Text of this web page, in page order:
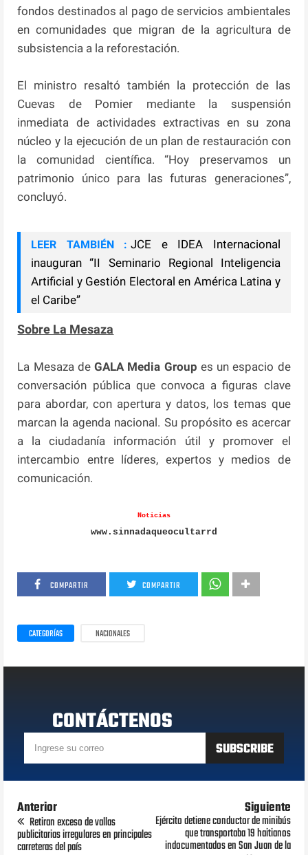
fondos destinados al pago de servicios ambientales
en comunidades que migran de la agricultura de
subsistencia a la reforestación.
El ministro resaltó también la protección de las
Cuevas de Pomier mediante la suspensión
inmediata de actividades extractivas en su zona
núcleo y la ejecución de un plan de restauración con
la comunidad científica. “Hoy preservamos un
patrimonio único para las futuras generaciones”,
concluyó.
LEER TAMBIÉN : JCE e IDEA Internacional
inauguran “II Seminario Regional Inteligencia
Artificial y Gestión Electoral en América Latina y
el Caribe”
Sobre La Mesaza
La Mesaza deGALA Media Group es un espacio de
conversación pública que convoca a figuras clave
para abordar, con apertura y datos, los temas que
marcan la agenda nacional. Su propósito es acercar
a la ciudadanía información útil y promover el
intercambio entre líderes, expertos y medios de
comunicación.
Noticias
www.sinnadaqueocultarrd
COMPARTIR COMPARTIR
CATEGORÍAS NACIONALES
CONTÁCTENOS
Anterior
Retiran exceso de vallas
publicitarias irregulares en principales
carreteras del país
Siguiente
Ejército detiene conductor de minibús
que transportaba 19 haitianos
indocumentados en San Juan de la